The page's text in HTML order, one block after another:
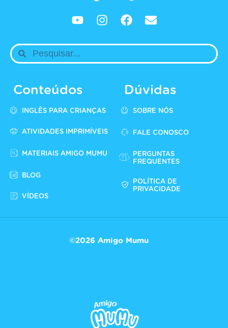
Conteúdos
INGLÊS PARA CRIANÇAS
ATIVIDADES IMPRIMÍVEIS
MATERIAIS AMIGO MUMU
BLOG
VÍDEOS
Dúvidas
SOBRE NÓS
FALE CONOSCO
PERGUNTAS
FREQUENTES
POLÍTICA DE
PRIVACIDADE
©2026 Amigo Mumu